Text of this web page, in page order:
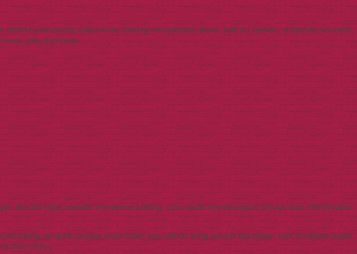
profesional. Kalau Anda sedang menjalankan bisnis, baik itu fashion, makanan, souvenir,
yaitu kemasan.
dimulai sejak mereka menerima barang. Cara Anda membungkus produk bisa menentukan
tampilan produk Anda. Salah satu pilihan yang banyak digunakan saat ini adalah paper
usaha.